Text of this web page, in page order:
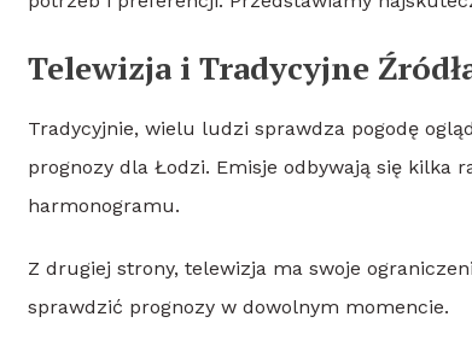
Telewizja i Tradycyjne
Tradycyjnie, wielu ludzi sprawdza pogodę
prognozy dla Łodzi. Emisje odbywają się kilka
harmonogramu.
Z drugiej strony, telewizja ma swoje
sprawdzić prognozy w dowolnym momencie.